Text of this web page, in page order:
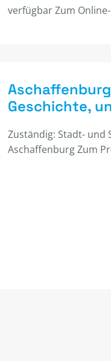
verfügbar Zum
Geschichte,
Zuständig: Stadt- und
Aschaffenburg Zum